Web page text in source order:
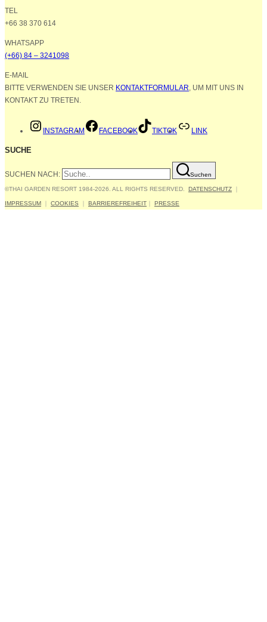
TEL
+66 38 370 614
WHATSAPP
(+66) 84 – 3241098
E-MAIL
BITTE VERWENDEN SIE UNSER KONTAKTFORMULAR, UM MIT UNS IN
KONTAKT ZU TRETEN.
INSTAGRAM FACEBOOK TIKTOK LINK
SUCHE
SUCHEN NACH: Suchen
©THAI GARDEN RESORT 1984-2026. ALL RIGHTS RESERVED. DATENSCHUTZ
IMPRESSUM COOKIES BARRIEREFREIHEIT PRESSE